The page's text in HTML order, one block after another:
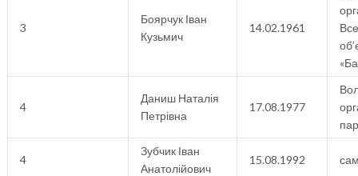
3
Боярчук Іван
Кузьмич
14.02.1961
4
Даниш Наталія
Петрівна
17.08.1977
4
Зубчик Іван
Анатолійович
15.08.1992